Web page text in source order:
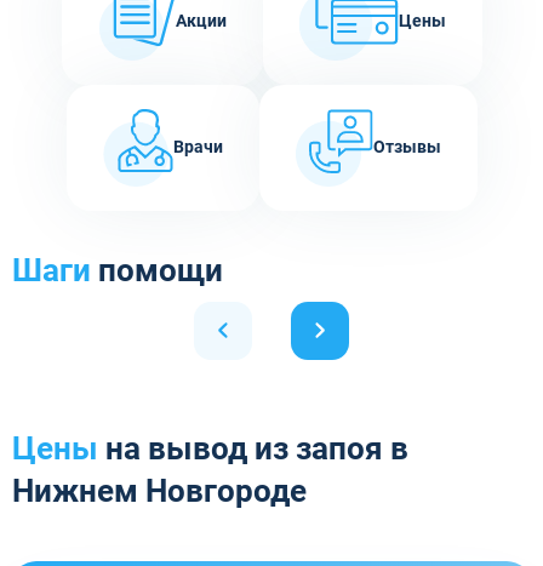
Акции Цены
Врачи Отзывы
Шаги помощи
Цены на вывод из запоя в
Нижнем Новгороде